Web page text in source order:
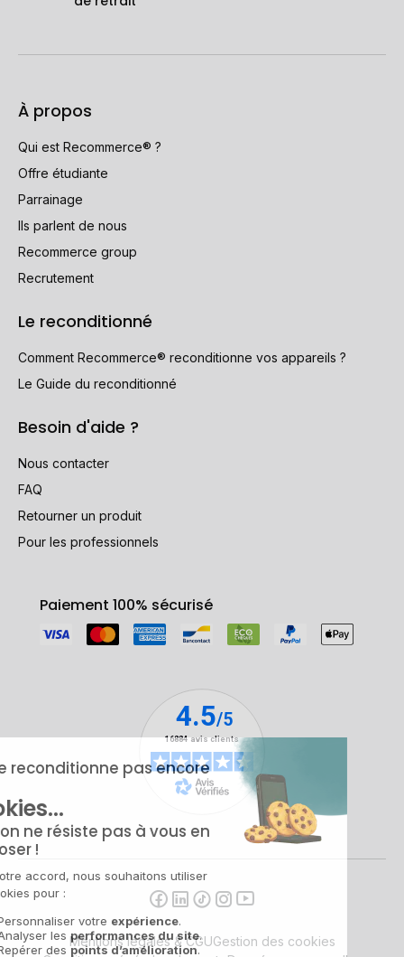
À propos
Qui est Recommerce® ?
Offre étudiante
Parrainage
Ils parlent de nous
Recommerce group
Recrutement
Le reconditionné
Comment Recommerce® reconditionne vos appareils ?
Le Guide du reconditionné
Besoin d'aide ?
Nous contacter
FAQ
Retourner un produit
Pour les professionnels
Paiement 100% sécurisé
Mentions légales & CGUGestion des cookies